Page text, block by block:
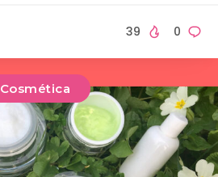
0
39
Cosmética